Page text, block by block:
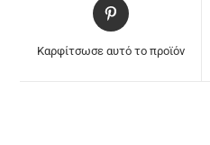
Καρφίτσωσε αυτό το προϊόν